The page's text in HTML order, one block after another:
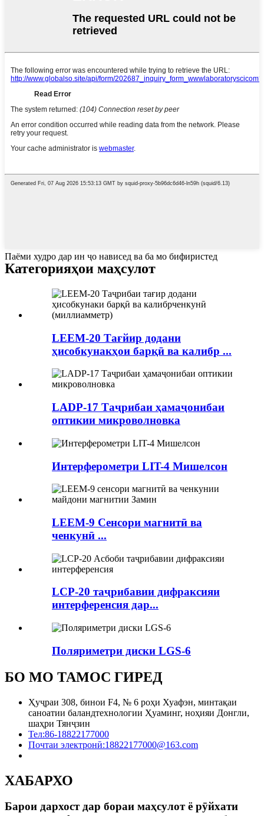
Паёми худро дар ин ҷо нависед ва ба мо бифиристед
Категорияҳои маҳсулот
LEEM-20 Тағйир додани
ҳисобкунакҳои барқӣ ва калибр ...
LADP-17 Таҷрибаи ҳамаҷонибаи
оптикии микроволновка
Интерферометри LIT-4 Мишелсон
LEEM-9 Сенсори магнитӣ ва
ченкунӣ ...
LCP-20 таҷрибавии дифраксияи
интерференсия дар...
Поляриметри диски LGS-6
БО МО ТАМОС ГИРЕД
Ҳуҷраи 308, бинои F4, № 6 роҳи Хуафэн, минтақаи
саноатии баландтехнологии Ҳуаминг, ноҳияи Донгли,
шаҳри Тянҷзин
Тел:86-18822177000
Почтаи электронӣ:18822177000@163.com
ХАБАРХО
Барои дархост дар бораи маҳсулот ё рӯйхати